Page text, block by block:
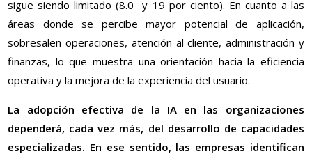
sigue siendo limitado (8.0 y 19 por ciento). En cuanto a las
áreas donde se percibe mayor potencial de aplicación,
sobresalen operaciones, atención al cliente, administración y
finanzas, lo que muestra una orientación hacia la eficiencia
operativa y la mejora de la experiencia del usuario.
La adopción efectiva de la IA en las organizaciones
dependerá, cada vez más, del desarrollo de capacidades
especializadas. En ese sentido, las empresas identifican